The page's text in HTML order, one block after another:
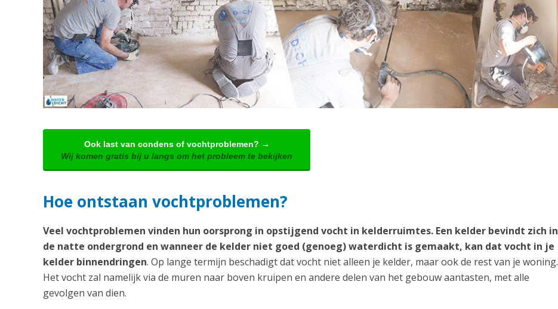
Ook last van condens of vochtproblemen? →
Wij komen gratis bij u langs om het probleem te bekijken
Hoe ontstaan vochtproblemen?
Veel vochtproblemen vinden hun oorsprong in opstijgend vocht in kelderruimtes. Een kelder bevindt zich in
de natte ondergrond en wanneer de kelder niet goed (genoeg) waterdicht is gemaakt, kan dat vocht in je
kelder binnendringen. Op lange termijn beschadigt dat vocht niet alleen je kelder, maar ook de rest van je woning.
Het vocht zal namelijk via de muren naar boven kruipen en andere delen van het gebouw aantasten, met alle
gevolgen van dien.